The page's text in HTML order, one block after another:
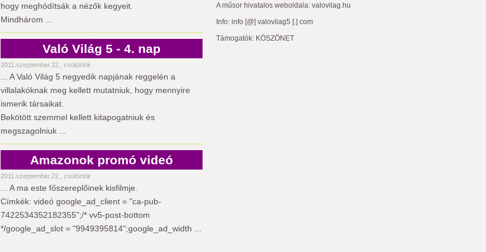
hogy meghódítsák a nézők kegyeit.
Mindhárom ...
Való Világ 5 - 4. nap
2011.szeptember.22., csütörtök
... A Való Világ 5 negyedik napjának reggelén a
villalakóknak meg kellett mutatniuk, hogy mennyire
ismerik társaikat.
Bekötött szemmel kellett kitapogatniuk és
megszagolniuk ...
Amazonok promó videó
2011.szeptember.22., csütörtök
... A ma este főszereplőinek kisfilmje.
Címkék: videó google_ad_client = "ca-pub-
7422534352182355";/* vv5-post-bottom
*/google_ad_slot = "9949395814";google_ad_width ...
A műsor hivatalos weboldala: valovilag.hu
Info: info [@] valovilag5 [.] com
Támogatók: KÖSZÖNET